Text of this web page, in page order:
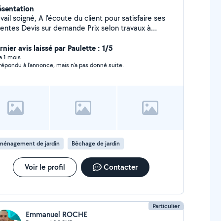
A l'écoute du client pour satisfaire ses
Devis sur demande Prix selon travaux à
Maçonnerie paysagère.  Entretient
 Rénovation et création de murs
en bois.  Création de
avis laissé par Paulette : 1/5
1 mois
à l'annonce, mais n'a pas donné suite.
de jardin Bêchage de jardin
Voir le profil Contacter
Particulier
Emmanuel ROCHE